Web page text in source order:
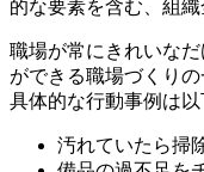
的な要素を含む、組織
職場が常にきれいな
ができる職場づくり
具体的な行動事例は以
汚れていたら掃